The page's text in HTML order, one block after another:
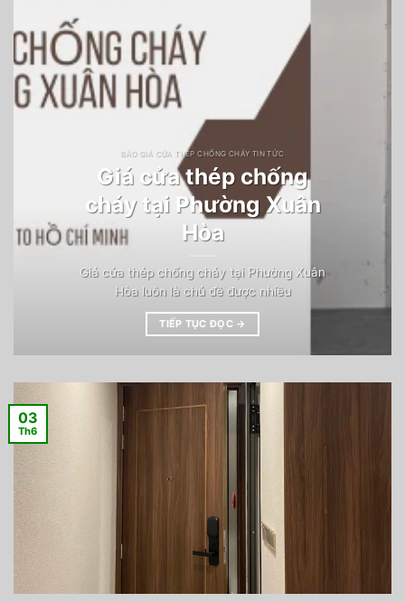
BÁO GIÁ CỬA THÉP CHỐNG CHÁY TIN TỨC
Giá cửa thép chống
cháy tại Phường Xuân
Hòa
Giá cửa thép chống cháy tại Phường Xuân
Hòa luôn là chủ đề được nhiều
TIẾP TỤC ĐỌC →
03
Th6